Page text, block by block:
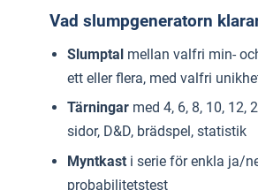
Vad slumpgeneratorn
Slumptal mellan valfri min-
ett eller flera, med valfri
Tärningar med 4, 6, 8, 10, 12,
sidor, D&D, brädspel, statistik
Myntkast i serie för enkla ja/
probabilitetstest